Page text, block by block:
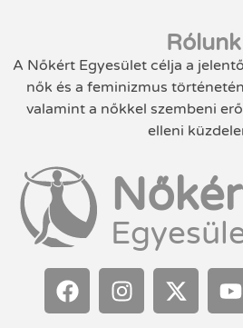
Rólunk
A Nőkért Egyesület célja a
nők és a feminizmus
valamint a nőkkel szembeni
elleni